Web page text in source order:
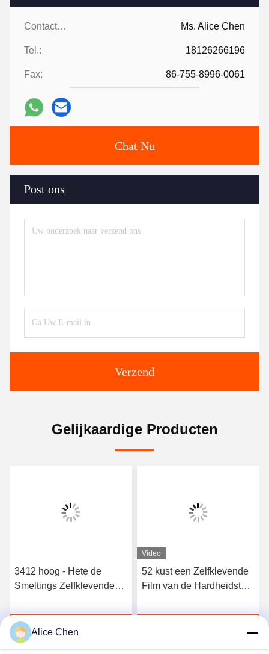
Contacten: Ms. Alice Chen
Tel.: 18126266196
Fax: 86-755-8996-0061
Chat Nu
Post ons
Verzend
Gelijkaardige Producten
3412 hoog - Hete de
Smeltings Zelfklevende
Elastische Polyurethaan
Krijg Beste Prijs
Video
52 kust een Zelfklevende
Film van de Hardheidstpu
Naadloos Ondergoed
Alice Chen